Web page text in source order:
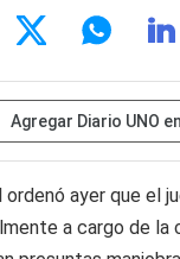
Agregar Diario UNO en
ordenó ayer que el
a cargo de la